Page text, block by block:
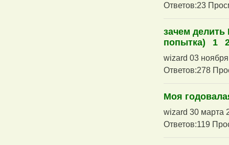
Ответов:23
зачем
попытка)
1
wizard 03
Ответов:278
Moя
wizard 30 марта
Ответов:119